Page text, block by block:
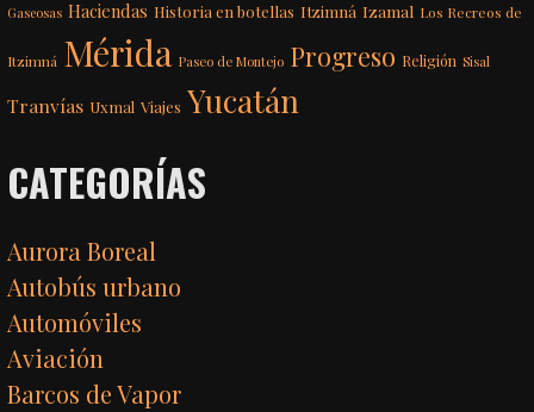
Gaseosas Haciendas Historia en botellas Itzimná Izamal Los Recreos de
Itzimná Mérida Paseo de Montejo Progreso Religión Sisal
Tranvías Uxmal Viajes Yucatán
CATEGORÍAS
Aurora Boreal
Autobús urbano
Automóviles
Aviación
Barcos de Vapor